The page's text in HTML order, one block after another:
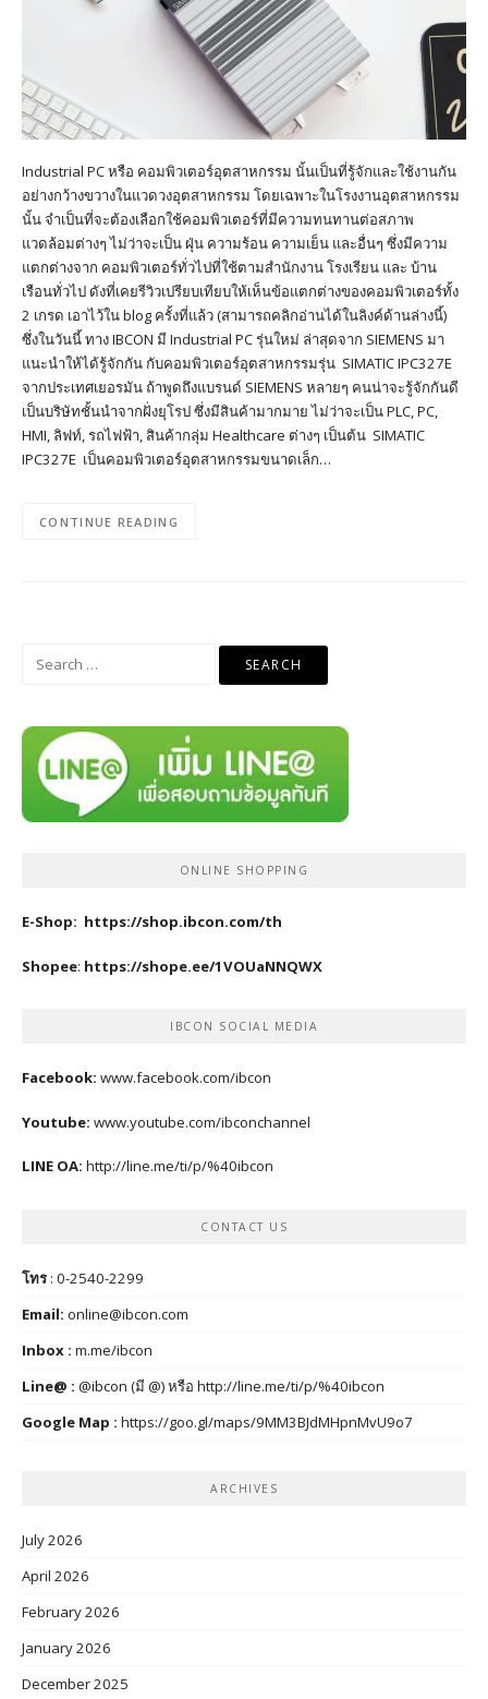
Industrial PC หรือ คอมพิวเตอร์อุตสาหกรรม นั้นเป็นที่รู้จักและใช้งานกัน
อย่างกว้างขวางในแวดวงอุตสาหกรรม โดยเฉพาะในโรงงานอุตสาหกรรม
นั้น จำเป็นที่จะต้องเลือกใช้คอมพิวเตอร์ที่มีความทนทานต่อสภาพ
แวดล้อมต่างๆ ไม่ว่าจะเป็น ฝุ่น ความร้อน ความเย็น และอื่นๆ ซึ่งมีความ
แตกต่างจาก คอมพิวเตอร์ทั่วไปที่ใช้ตามสำนักงาน โรงเรียน และ บ้าน
เรือนทั่วไป ดังที่เคยรีวิวเปรียบเทียบให้เห็นข้อแตกต่างของคอมพิวเตอร์ทั้ง
2 เกรด เอาไว้ใน blog ครั้งที่แล้ว (สามารถคลิกอ่านได้ในลิงค์ด้านล่างนี้)
ซึ่งในวันนี้ ทาง IBCON มี Industrial PC รุ่นใหม่ ล่าสุดจาก SIEMENS มา
แนะนำให้ได้รู้จักกัน กับคอมพิวเตอร์อุตสาหกรรมรุ่น SIMATIC IPC327E
จากประเทศเยอรมัน ถ้าพูดถึงแบรนด์ SIEMENS หลายๆ คนน่าจะรู้จักกันดี
เป็นบริษัทชั้นนำจากฝั่งยุโรป ซึ่งมีสินค้ามากมาย ไม่ว่าจะเป็น PLC, PC,
HMI, ลิฟท์, รถไฟฟ้า, สินค้ากลุ่ม Healthcare ต่างๆ เป็นต้น SIMATIC
IPC327E เป็นคอมพิวเตอร์อุตสาหกรรมขนาดเล็ก…
CONTINUE READING
Search
ONLINE SHOPPING
E-Shop: https://shop.ibcon.com/th
Shopee: https://shope.ee/1VOUaNNQWX
IBCON SOCIAL MEDIA
Facebook: www.facebook.com/ibcon
Youtube: www.youtube.com/ibconchannel
LINE OA: http://line.me/ti/p/%40ibcon
CONTACT US
โทร: 0-2540-2299
Email: online@ibcon.com
Inbox : m.me/ibcon
Line@ : @ibcon (มี @) หรือ http://line.me/ti/p/%40ibcon
Google Map : https://goo.gl/maps/9MM3BJdMHpnMvU9o7
ARCHIVES
July 2026
April 2026
February 2026
January 2026
December 2025